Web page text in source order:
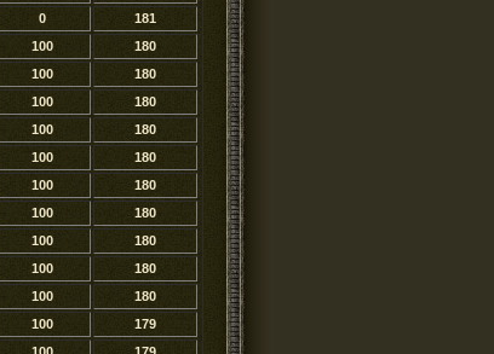
0
181
100
180
100
180
100
180
100
180
100
180
100
180
100
180
100
180
100
180
100
180
100
179